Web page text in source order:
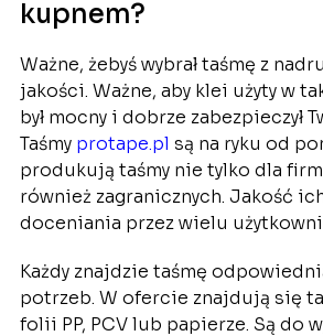
kupnem?
Ważne, żebyś wybrał taśmę z
jakości. Ważne, aby klei użyty w
był mocny i dobrze zabezpieczył
Taśmy protape.pl są na ryku od
produkują taśmy nie tylko dla
również zagranicznych. Jakość
doceniania przez wielu
Każdy znajdzie taśmę
potrzeb. W ofercie znajdują się
folii PP, PCV lub papierze. Są do